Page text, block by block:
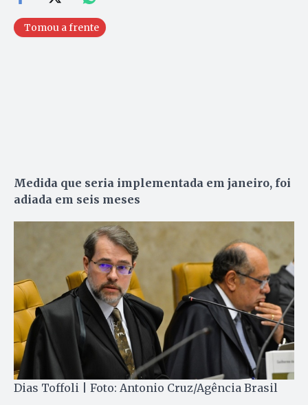
Tomou a frente
Medida que seria implementada em janeiro, foi
adiada em seis meses
Dias Toffoli | Foto: Antonio Cruz/Agência Brasil